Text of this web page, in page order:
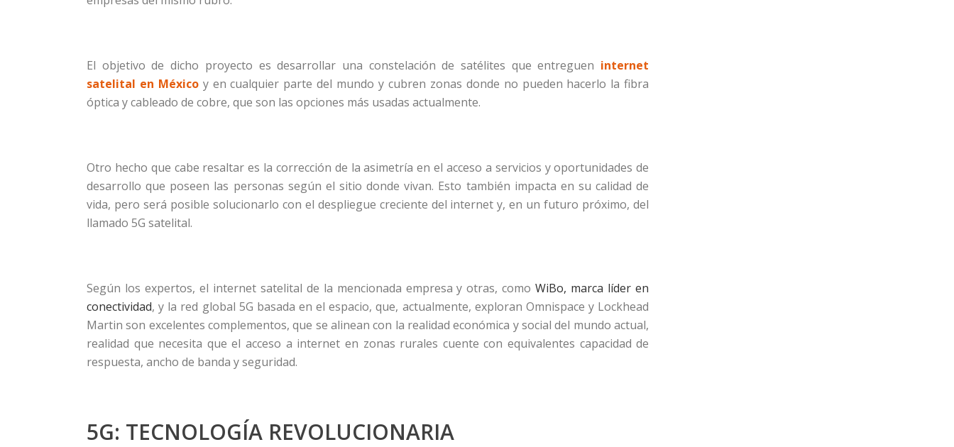
El objetivo de dicho proyecto es desarrollar una constelación de satélites que entreguen internet
satelital en Méxicoy en cualquier parte del mundo y cubren zonas donde no pueden hacerlo la fibra
óptica y cableado de cobre, que son las opciones más usadas actualmente.
Otro hecho que cabe resaltar es la corrección de la asimetría en el acceso a servicios y oportunidades de
desarrollo que poseen las personas según el sitio donde vivan. Esto también impacta en su calidad de
vida, pero será posible solucionarlo con el despliegue creciente del internet y, en un futuro próximo, del
llamado 5G satelital.
Según los expertos, el internet satelital de la mencionada empresa y otras, comoWiBo, marca líder en
conectividad, y la red global 5G basada en el espacio, que, actualmente, exploran Omnispace y Lockhead
Martin son excelentes complementos, que se alinean con la realidad económica y social del mundo actual,
realidad que necesita que el acceso a internet en zonas rurales cuente con equivalentes capacidad de
respuesta, ancho de banda y seguridad.
5G: TECNOLOGÍA REVOLUCIONARIA